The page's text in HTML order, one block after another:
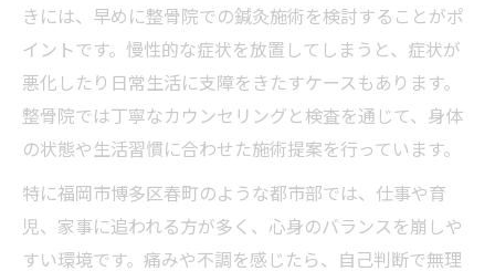
きには、早めに整骨院での鍼灸施術を検討することがポ
イントです。慢性的な症状を放置してしまうと、症状が
悪化したり日常生活に支障をきたすケースもあります。
整骨院では丁寧なカウンセリングと検査を通じて、身体
の状態や生活習慣に合わせた施術提案を行っています。
特に福岡市博多区春町のような都市部では、仕事や育
児、家事に追われる方が多く、心身のバランスを崩しや
すい環境です。痛みや不調を感じたら、自己判断で無理